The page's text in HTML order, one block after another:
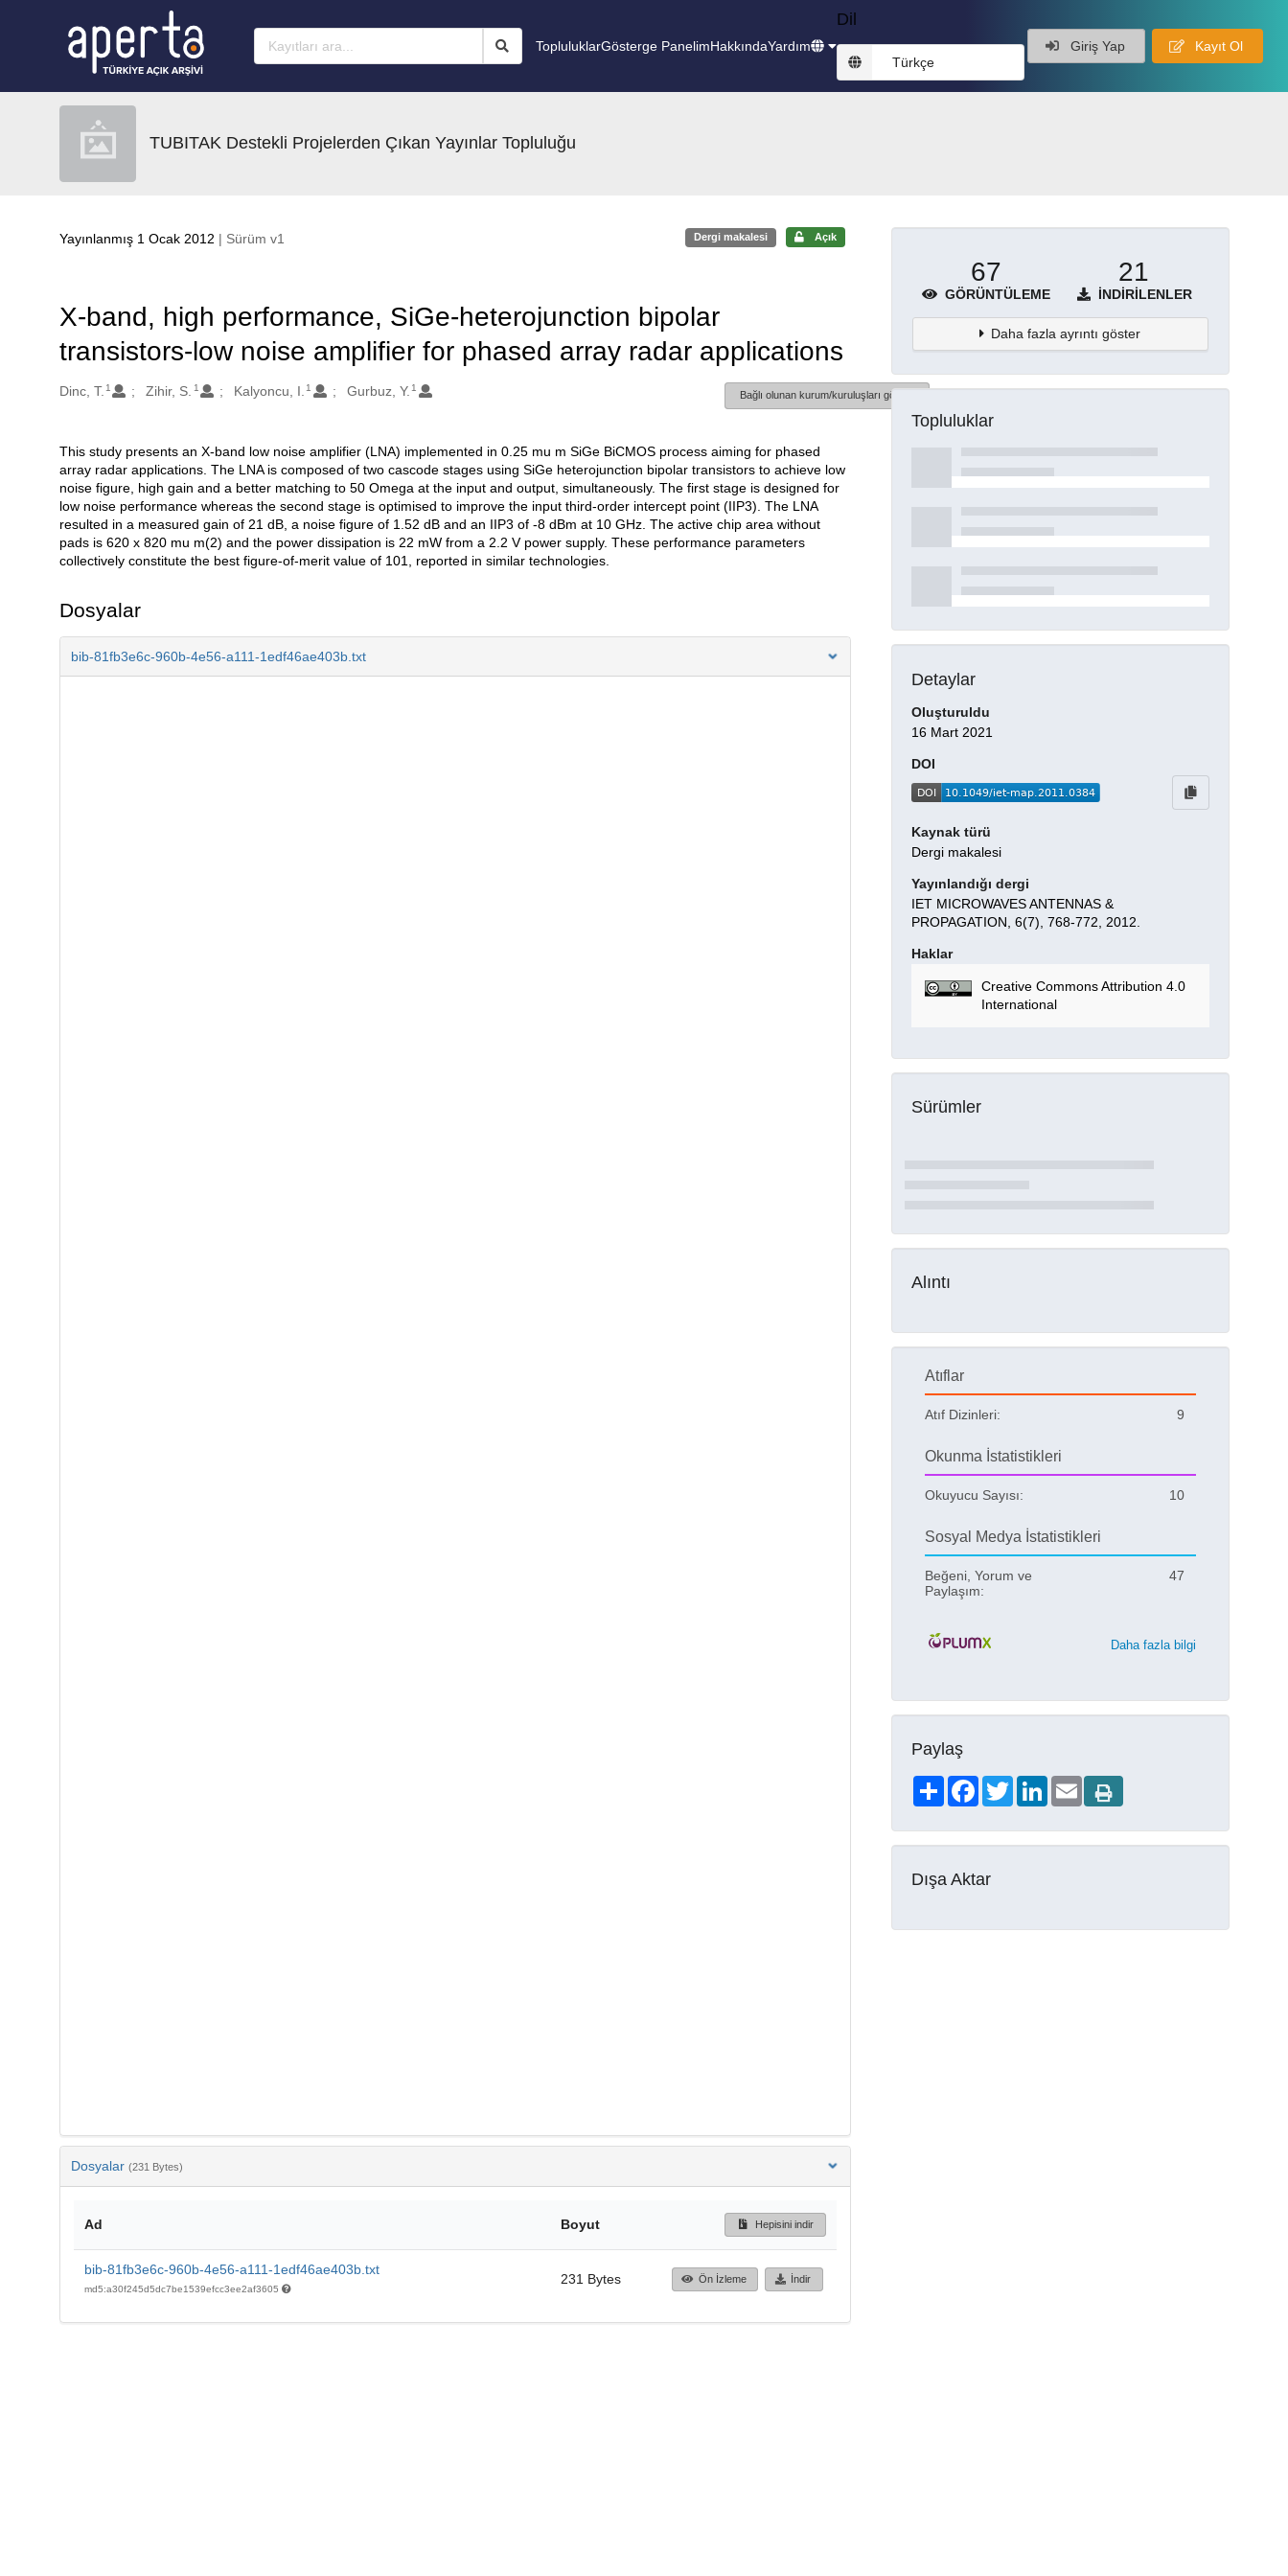
TopluluklarGösterge PanelimHakkındaYardım
Dil
Türkçe
Giriş Yap Kayıt Ol
TUBITAK Destekli Projelerden Çıkan Yayınlar Topluluğu
Yayınlanmış 1 Ocak 2012 | Sürüm v1 Dergi makalesi Açık
X-band, high performance, SiGe-heterojunction bipolar
transistors-low noise amplifier for phased array radar applications
Oluşturanlar
Dinc, T. 1 Zihir, S. 1 Kalyoncu, I. 1 Gurbuz, Y. 1
Bağlı olunan kurum/kuruluşları göster
Açıklama
This study presents an X-band low noise amplifier (LNA) implemented in 0.25 mu m SiGe BiCMOS process aiming for phased
array radar applications. The LNA is composed of two cascode stages using SiGe heterojunction bipolar transistors to achieve low
noise figure, high gain and a better matching to 50 Omega at the input and output, simultaneously. The first stage is designed for
low noise performance whereas the second stage is optimised to improve the input third-order intercept point (IIP3). The LNA
resulted in a measured gain of 21 dB, a noise figure of 1.52 dB and an IIP3 of -8 dBm at 10 GHz. The active chip area without
pads is 620 x 820 mu m(2) and the power dissipation is 22 mW from a 2.2 V power supply. These performance parameters
collectively constitute the best figure-of-merit value of 101, reported in similar technologies.
Dosyalar
bib-81fb3e6c-960b-4e56-a111-1edf46ae403b.txt
Dosyalar (231 Bytes)
Ad Boyut Hepisini indir
bib-81fb3e6c-960b-4e56-a111-1edf46ae403b.txt
md5:a30f245d5dc7be1539efcc3ee2af3605
231 Bytes Ön İzleme İndir
67
GÖRÜNTÜLEME
21
İNDIRILENLER
Daha fazla ayrıntı göster
Topluluklar
Detaylar
Oluşturuldu
16 Mart 2021
DOI
Kaynak türü
Dergi makalesi
Yayınlandığı dergi
IET MICROWAVES ANTENNAS &
PROPAGATION, 6(7), 768-772, 2012.
Haklar
Creative Commons Attribution 4.0
International
Sürümler
Alıntı
Atıflar
Atıf Dizinleri: 9
Okunma İstatistikleri
Okuyucu Sayısı: 10
Sosyal Medya İstatistikleri
Beğeni, Yorum ve
Paylaşım:
47
Daha fazla bilgi
Paylaş
ShareFacebookTwitterLinkedIn
Email
Dışa Aktar